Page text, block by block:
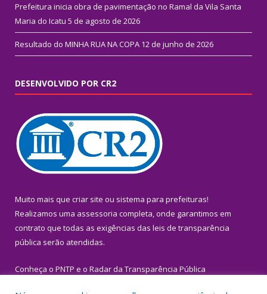
Prefeitura inicia obra de pavimentação no Ramal da Vila Santa
Maria do Icatu 5 de agosto de 2026
Resultado do MINHA RUA NA COPA 12 de junho de 2026
DESENVOLVIDO POR CR2
Muito mais que criar site ou sistema para prefeituras!
Realizamos uma assessoria completa, onde garantimos em
contrato que todas as exigências das leis de transparência
pública serão atendidas.
Conheça o PNTP e o Radar da Transparência Pública